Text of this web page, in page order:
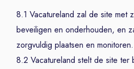
8.1 Vacatureland zal de site met
beveiligen en onderhouden, en
zorgvuldig plaatsen en monitoren.
8.2 Vacatureland stelt de site ter